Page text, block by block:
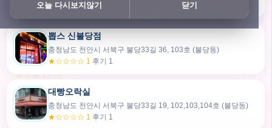
★★★☆☆ 2.5후기 2
뽑스 신불당점
충청남도 천안시 서북구 불당33길 36, 103호 (불당동)
★☆☆☆☆ 1 후기 1
대빵오락실
충청남도 천안시 서북구 불당33길 19, 102,103,104호 (불당동)
★☆☆☆☆ 1 후기 1
30m
내위치
💬 카톡대화방
오늘 다시보지않기 닫기